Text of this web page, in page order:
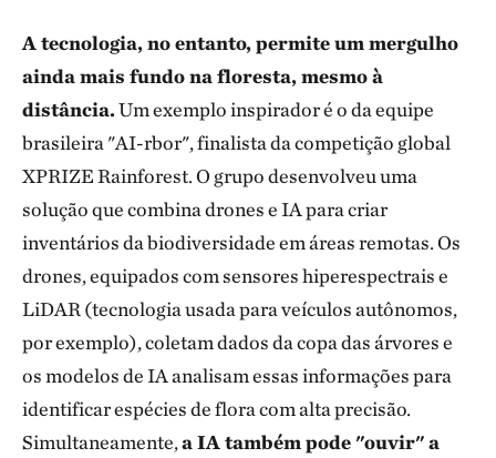
A tecnologia, no entanto, permite um mergulho
ainda mais fundo na floresta, mesmo à
distância.Um exemplo inspirador é o da equipe
brasileira "AI-rbor", finalista da competição global
XPRIZE Rainforest. O grupo desenvolveu uma
solução que combina drones e IA para criar
inventários da biodiversidade em áreas remotas. Os
drones, equipados com sensores hiperespectrais e
LiDAR (tecnologia usada para veículos autônomos,
por exemplo), coletam dados da copa das árvores e
os modelos de IA analisam essas informações para
identificar espécies de flora com alta precisão.
Simultaneamente,a IA também pode "ouvir" a